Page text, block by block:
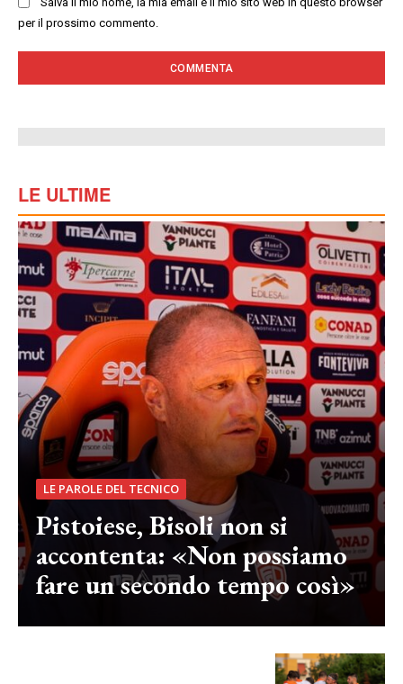
per il prossimo commento.
LE ULTIME
LE PAROLE DEL TECNICO
Pistoiese, Bisoli non si
accontenta: «Non possiamo
fare un secondo tempo così»